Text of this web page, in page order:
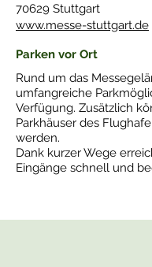
70629 Stuttgart
www.messe-stuttgart.de
Parken vor Ort
Rund um das
umfangreiche
Verfügung. Zusätzlich
Parkhäuser des
werden.
Dank kurzer Wege
Eingänge schnell und